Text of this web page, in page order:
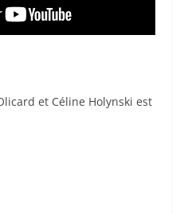
et Céline Holynski est